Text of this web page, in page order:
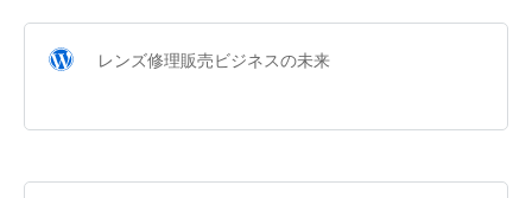
レンズ修理販売ビジネスの未来